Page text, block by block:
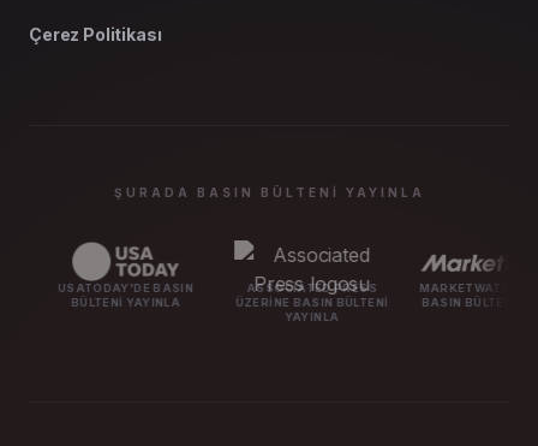
Çerez Politikası
ŞURADA BASIN BÜLTENI YAYINLA
USATODAY'DE BASIN
BÜLTENI YAYINLA
ASSOCIATED PRESS
ÜZERINE BASIN BÜLTENI
YAYINLA
MARKETWATCH ÜZERINE
BASIN BÜLTENI YAYINLA